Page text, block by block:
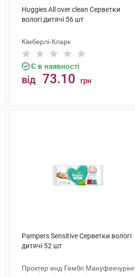
Huggies All over clean Серветки
вологі дитячі 56 шт
Кімберлі-Кларк
Є в наявності
від 73.10 грн
Pampers Sensitive Серветки вологі
дитячі 52 шт
Проктер енд Гембл Мануфекчурінг